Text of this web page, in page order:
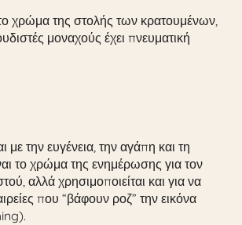
χρώμα της στολής των κρατουμένων,
μοναχούς έχει πνευματική
με την ευγένεια, την αγάπη και τη
το χρώμα της ενημέρωσης για τον
αλλά χρησιμοποιείται και για να
που “βάφουν ροζ” την εικόνα